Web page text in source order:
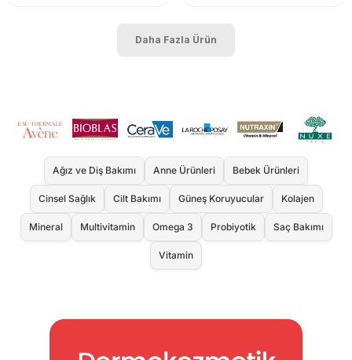
Daha Fazla Ürün
Ağız ve Diş Bakımı Anne Ürünleri Bebek Ürünleri
Cinsel Sağlık Cilt Bakımı Güneş Koruyucular Kolajen
Mineral Multivitamin Omega 3 Probiyotik Saç Bakımı
Vitamin